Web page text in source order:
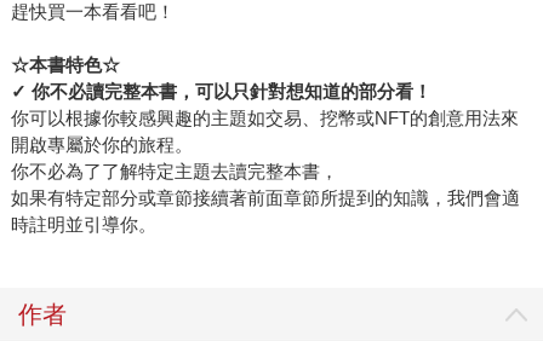
趕快買一本看看吧！
☆本書特色☆
✓ 你不必讀完整本書，可以只針對想知道的部分看！
你可以根據你較感興趣的主題如交易、挖幣或NFT的創意用法來
開啟專屬於你的旅程。
你不必為了了解特定主題去讀完整本書，
如果有特定部分或章節接續著前面章節所提到的知識，我們會適
時註明並引導你。
作者